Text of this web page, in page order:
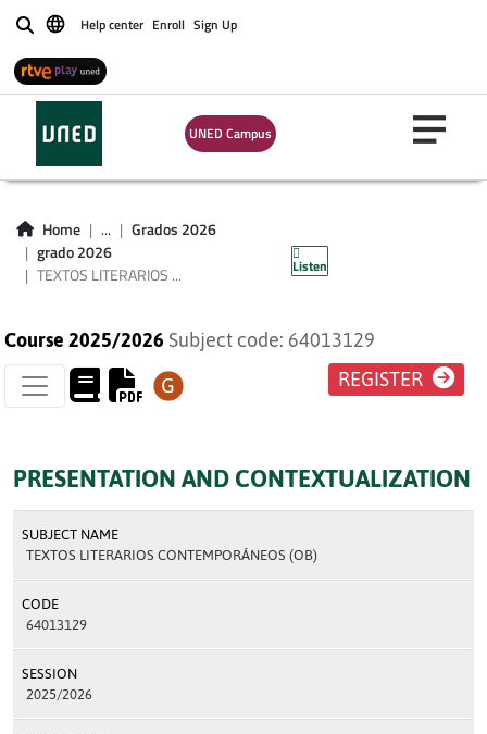
BuscarHelp center Enroll Sign Up
UNED Campus
Home ...
Grados 2026
grado 2026
TEXTOS LITERARIOS ...
Listen
TEXTOS LITERARIOS
CONTEMPORÁNEOS
(OB)
Course 2025/2026 Subject code: 64013129
REGISTER
PRESENTATION AND CONTEXTUALIZATION
SUBJECT NAME
TEXTOS LITERARIOS CONTEMPORÁNEOS (OB)
CODE
64013129
SESSION
2025/2026